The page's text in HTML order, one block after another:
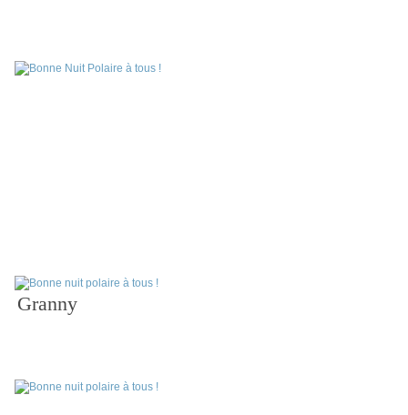
Granny